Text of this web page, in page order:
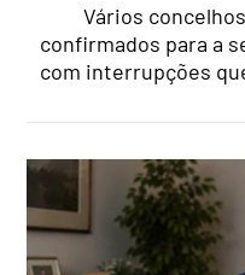
Vários
confirmados para a
com interrupções